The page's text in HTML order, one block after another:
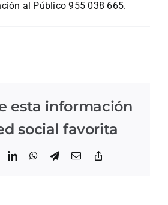
al Público 955 038 665.
esta información
social favorita
LinkedInWhatsApp
Telegram
Correo